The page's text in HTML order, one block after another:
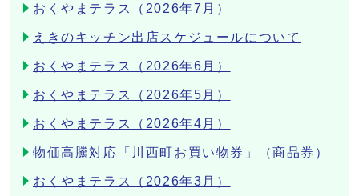
おくやまテラス（2026年7月）
えきのキッチン出店スケジュールについて
おくやまテラス（2026年6月）
おくやまテラス（2026年5月）
おくやまテラス（2026年4月）
物価高騰対応「川西町お買い物券」（商品券）
おくやまテラス（2026年3月）